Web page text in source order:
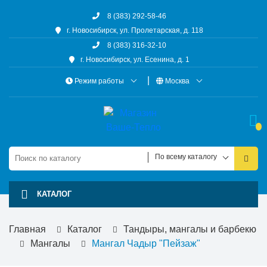
8 (383) 292-58-46
г. Новосибирск, ул. Пролетарская, д. 118
8 (383) 316-32-10
г. Новосибирск, ул. Есенина, д. 1
Режим работы Москва
По всему каталогу
КАТАЛОГ
Главная Каталог
Тандыры, мангалы и барбекю
Мангалы
Мангал Чадыр "Пейзаж"